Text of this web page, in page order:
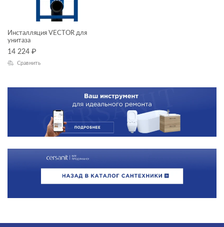
Инсталляция VECTOR для
унитаза
14 224 ₽
Сравнить